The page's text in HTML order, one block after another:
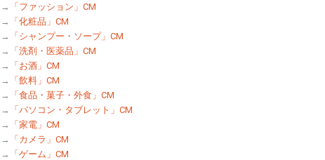
→
「ファッション」CM
→
「化粧品」CM
→
「シャンプー・ソープ」CM
→
「洗剤・医薬品」CM
→
「お酒」CM
→
「飲料」CM
→
「食品・菓子・外食」CM
→
「パソコン・タブレット」CM
→
「家電」CM
→
「カメラ」CM
→
「ゲーム」CM